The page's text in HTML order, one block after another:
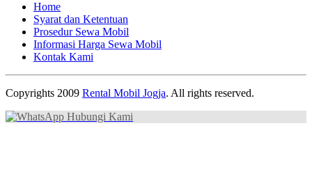
Home
Syarat dan Ketentuan
Prosedur Sewa Mobil
Informasi Harga Sewa Mobil
Kontak Kami
Copyrights 2009 Rental Mobil Jogja. All rights reserved.
Hubungi Kami